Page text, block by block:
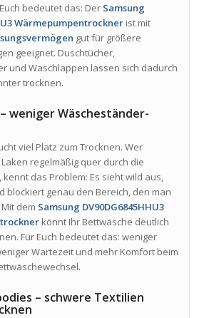
bedeutet das: Der Samsung
Wärmepumpentrocknerist mit
gut für größere
geeignet. Duschtücher,
und Waschlappen lassen sich dadurch
trocknen.
weniger Wäscheständer-
viel Platz zum Trocknen. Wer
regelmäßig quer durch die
das Problem: Es sieht wild aus,
blockiert genau den Bereich, den man
dem Samsung DV90DG6845HHU3
könnt Ihr Bettwäsche deutlich
Für Euch bedeutet das: weniger
Wartezeit und mehr Komfort beim
– schwere Textilien